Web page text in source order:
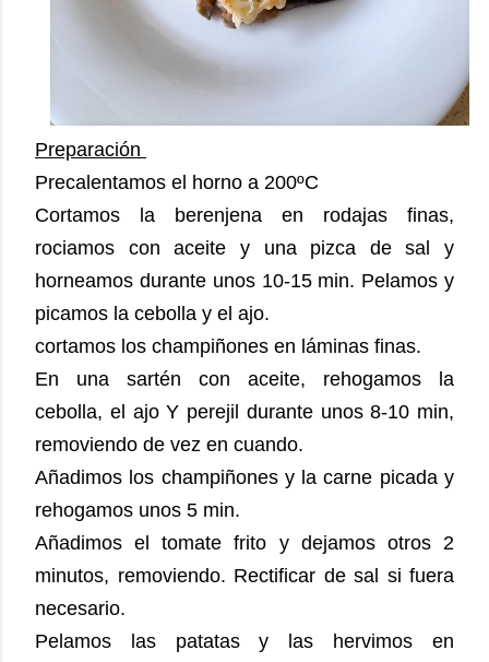
Preparación
Precalentamos el horno a 200ºC
Cortamos la berenjena en rodajas finas,
rociamos con aceite y una pizca de sal y
horneamos durante unos 10-15 min. Pelamos y
picamos la cebolla y el ajo.
cortamos los champiñones en láminas finas.
En una sartén con aceite, rehogamos la
cebolla, el ajo Y perejil durante unos 8-10 min,
removiendo de vez en cuando.
Añadimos los champiñones y la carne picada y
rehogamos unos 5 min.
Añadimos el tomate frito y dejamos otros 2
minutos, removiendo. Rectificar de sal si fuera
necesario.
Pelamos las patatas y las hervimos en